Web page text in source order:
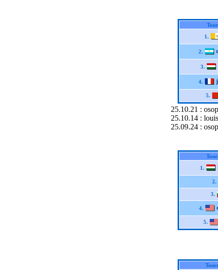
1.
2.
3.
4.
5.
25.10.21 :
25.10.14 :
25.09.24 :
1.
2.
3.
4.
5.